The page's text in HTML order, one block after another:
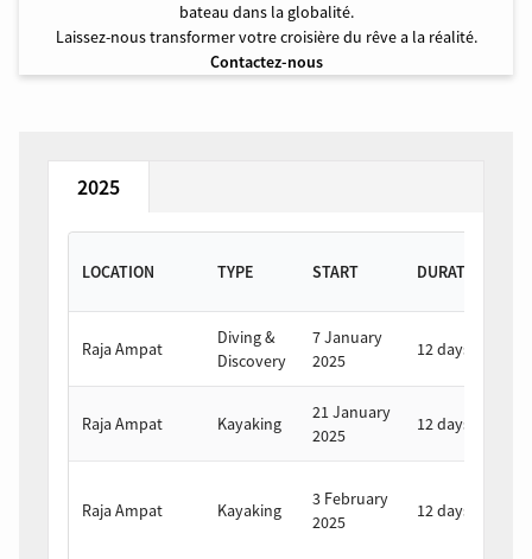
bateau dans la globalité.
Laissez-nous transformer votre croisière du rêve a la réalité.
Contactez-nous
2025
LOCATION TYPE START DURATION
Raja Ampat
Diving &
Discovery
7 January
2025
12 days
Raja Ampat Kayaking
21 January
2025
12 days
Raja Ampat Kayaking
3 February
2025
12 days